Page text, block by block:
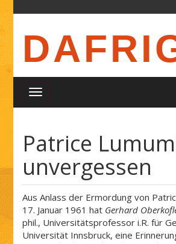
Patrice
unvergessen
Aus Anlass der Ermordung von
17. Januar 1961 hat Gerhard
phil., Universitätsprofessor i.R. für
Universität Innsbruck, eine